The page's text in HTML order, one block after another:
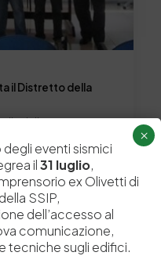
il Distretto della
della nostra
0
eventi sismici
il31 luglio,
ex Olivetti di
SSIP,
dell’accesso al
comunicazione,
tecniche sugli edifici.
×